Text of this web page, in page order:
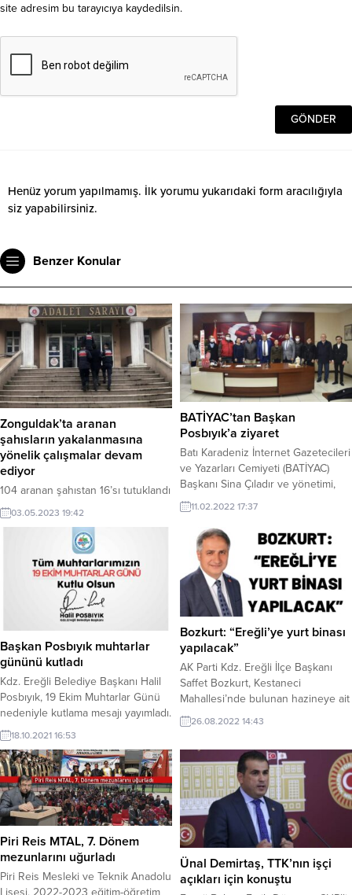
site adresim bu tarayıcıya kaydedilsin.
Henüz yorum yapılmamış. İlk yorumu yukarıdaki form aracılığıyla
siz yapabilirsiniz.
Benzer Konular
Zonguldak’ta aranan
şahısların yakalanmasına
yönelik çalışmalar devam
ediyor
104 aranan şahıstan 16’sı tutuklandı
03.05.2023 19:42
BATİYAC’tan Başkan
Posbıyık’a ziyaret
Batı Karadeniz İnternet Gazetecileri
ve Yazarları Cemiyeti (BATİYAC)
Başkanı Sina Çıladır ve yönetimi,
Belediye Başkanı Halil Posbıyık’a
teşekkür ziyaretinde bulundu.
Dernek yönetimi, yerel basına
katkıları nedeniyle Başkan
Posbıyık’a çiçek takdim etti.
11.02.2022 17:37
Başkan Posbıyık muhtarlar
gününü kutladı
Kdz. Ereğli Belediye Başkanı Halil
Posbıyık, 19 Ekim Muhtarlar Günü
nedeniyle kutlama mesajı yayımladı.
18.10.2021 16:53
Bozkurt: “Ereğli’ye yurt binası
yapılacak”
AK Parti Kdz. Ereğli İlçe Başkanı
Saffet Bozkurt, Kestaneci
Mahallesi’nde bulunan hazineye ait
arazilerin Gençlik ve Spor
Müdürlüğü’ne tahsisinin yapıldığını
26.08.2022 14:43
Piri Reis MTAL, 7. Dönem
mezunlarını uğurladı
Piri Reis Mesleki ve Teknik Anadolu
Lisesi, 2022-2023 eğitim-öğretim
Ünal Demirtaş, TTK’nın işçi
açıkları için konuştu